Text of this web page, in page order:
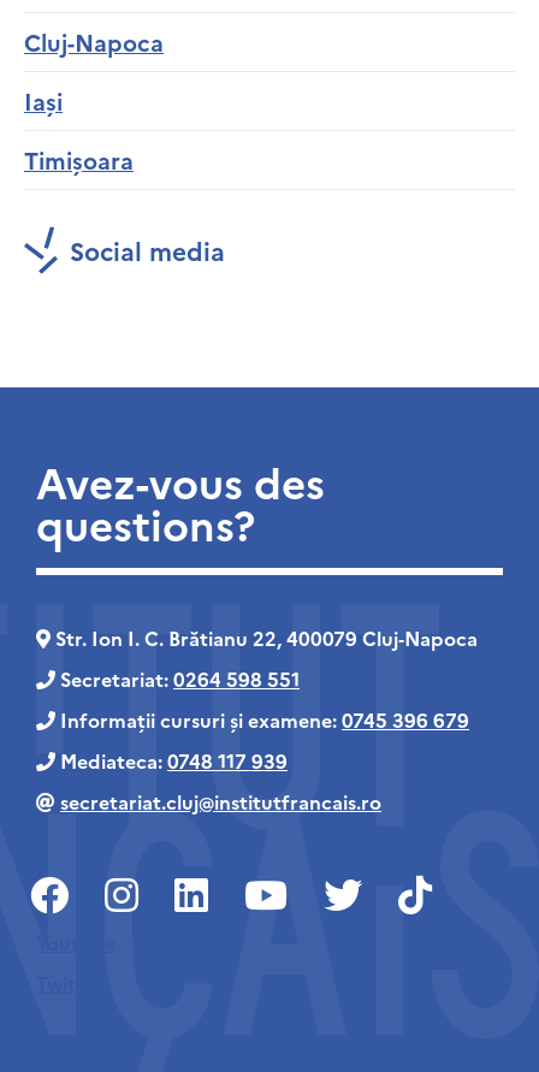
Cluj-Napoca
Iași
Timișoara
Social media
Avez-vous des
questions?
Str. Ion I. C. Brătianu 22, 400079 Cluj‑Napoca
Secretariat:0264 598 551
Informații cursuri și examene:0745 396 679
Mediateca:0748 117 939
secretariat.cluj@institutfrancais.ro